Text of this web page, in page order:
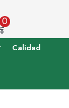
0
Calidad